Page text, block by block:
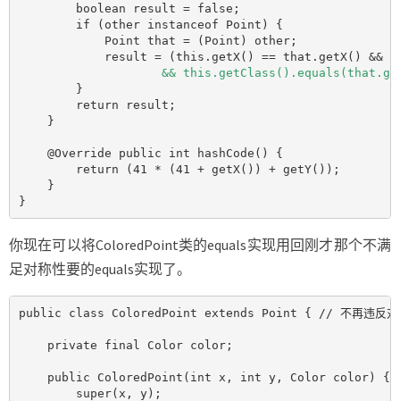
        boolean result = false;
        if (other instanceof Point) {
            Point that = (Point) other;
result = (this.getX() == that.getX() &&
&&
        }
        return result;
    }
    @Override public int hashCode() {
        return (41 * (41 + getX()) + getY());
    }
}
你现在可以将ColoredPoint类的equals实现用回刚才那个不满
足对称性要的equals实现了。
public class ColoredPoint extends Point { // 不再违反对
    private final Color color;
    public ColoredPoint(int x, int y, Color color) {
        super(x, y);